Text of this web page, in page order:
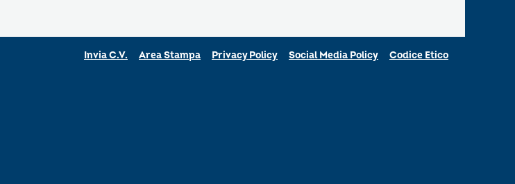
Invia C.V. Area Stampa Privacy Policy Social Media Policy Codice Etico